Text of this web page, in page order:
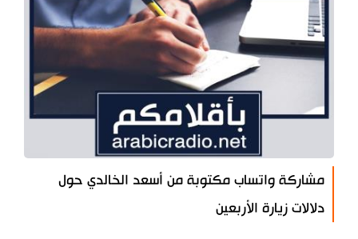
مشاركة واتساب مكتوبة من أسعد الخالدي حول
دلالات زيارة الأربعين